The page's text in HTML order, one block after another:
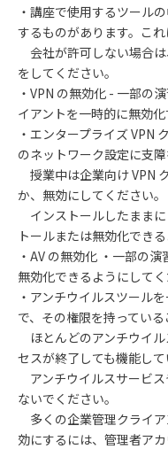
・講座で使用するツール
するものがあります。これ
会社が許可しない場合
をしてください。
・VPN の無効化 - 一部の
イアントを一時的に無効化
・エンタープライズ VPN
のネットワーク設定に支
授業中は企業向け VPN
か、無効にしてください。
インストールしたまま
トールまたは無効化でき
・AV の無効化 ・一部の
無効化できるようにしてく
・アンチウイルスツール
で、その権限を持ってい
ほとんどのアンチウイ
セスが終了しても機能して
アンチウイルスサービ
ないでください。
多くの企業管理クライ
効にするには、管理者ア